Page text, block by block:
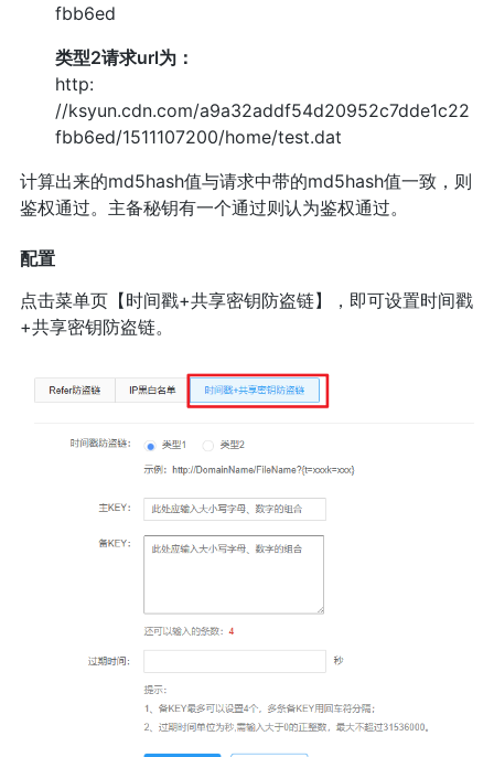
fbb6ed
类型2请求url为：
http:
//ksyun.cdn.com/a9a32addf54d20952c7dde1c22
fbb6ed/1511107200/home/test.dat
计算出来的md5hash值与请求中带的md5hash值一致，则
鉴权通过。主备秘钥有一个通过则认为鉴权通过。
配置
点击菜单页【时间戳+共享密钥防盗链】，即可设置时间戳
+共享密钥防盗链。